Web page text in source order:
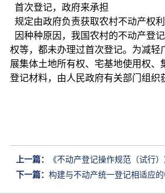
首次登记，政府来承担
规定由政府负责获取农村不动产权
因种种原因，我国农村的不动产登
权等，都未办理过首次登记。为减
展集体土地所有权、宅基地使用权
登记材料，由人民政府有关部门组
（本文作者系
上一篇：
《不动产登记操作规范（试行
下一篇： 构建与不动产统一登记相适应